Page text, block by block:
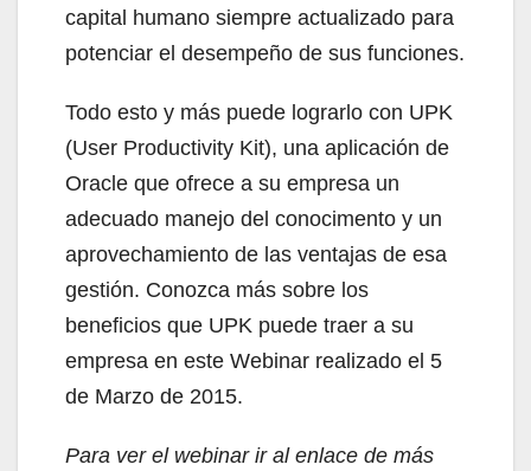
capital humano siempre actualizado para
potenciar el desempeño de sus funciones.
Todo esto y más puede lograrlo con UPK
(User Productivity Kit), una aplicación de
Oracle que ofrece a su empresa un
adecuado manejo del conocimento y un
aprovechamiento de las ventajas de esa
gestión. Conozca más sobre los
beneficios que UPK puede traer a su
empresa en este Webinar realizado el 5
de Marzo de 2015.
Para ver el webinar ir al enlace de más